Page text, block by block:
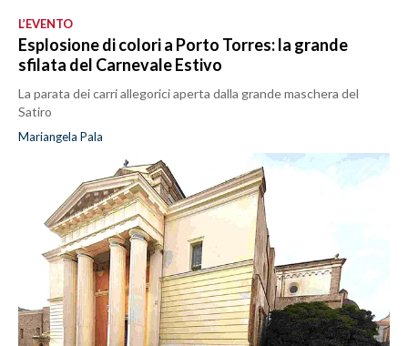
L’EVENTO
Esplosione di colori a Porto Torres: la grande
sfilata del Carnevale Estivo
La parata dei carri allegorici aperta dalla grande maschera del
Satiro
Mariangela Pala